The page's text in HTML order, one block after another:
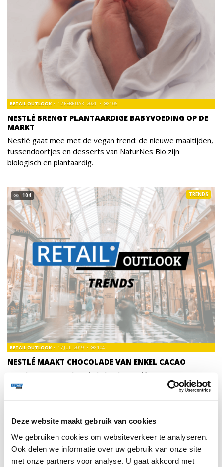
Deze website maakt gebruik van cookies
We gebruiken cookies om websiteverkeer te analyseren.
Ook delen we informatie over uw gebruik van onze site
met onze partners voor analyse. U gaat akkoord met
NESTLÉ BRENGT PLANTAARDIGE BABYVOEDING OP DE
MARKT
RETAIL OUTLOOK 12 FEBRUARI 2021 106
Nestlé gaat mee met de vegan trend: de nieuwe maaltijden,
tussendoortjes en desserts van NaturNes Bio zijn
biologisch en plantaardig.
104
NESTLÉ MAAKT CHOCOLADE VAN ENKEL CACAO
RETAIL OUTLOOK 17 JULI 2019 104
TRENDS
Met deze nieuwe chocolade biedt Nestlé
chocoladeliefhebbers een nieuwe chocolade die volledig is
134 TRENDS